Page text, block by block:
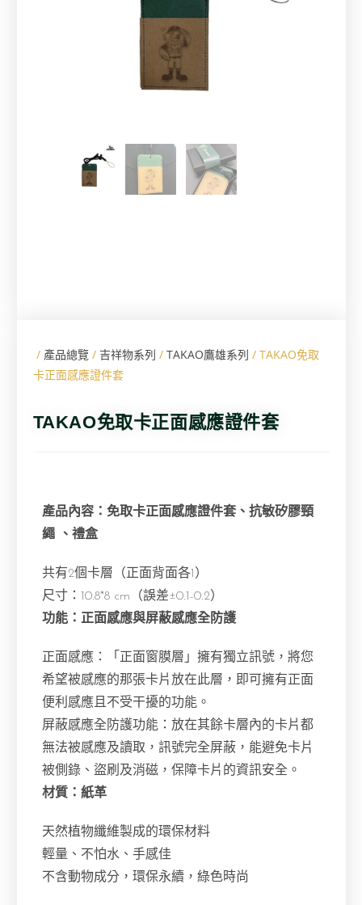
/ 產品總覽/ 吉祥物系列 / TAKAO鷹雄系列 / TAKAO免取
卡正面感應證件套
TAKAO免取卡正面感應證件套
產品內容：免取卡正面感應證件套、抗敏矽膠頸
繩 、禮盒
共有2個卡層（正面背面各1）
尺寸：10.8*8 cm（誤差±0.1-0.2）
功能：正面感應與屏蔽感應全防護
正面感應：「正面窗膜層」擁有獨立訊號，將您
希望被感應的那張卡片放在此層，即可擁有正面
便利感應且不受干擾的功能。
屏蔽感應全防護功能：放在其餘卡層內的卡片都
無法被感應及讀取，訊號完全屏蔽，能避免卡片
被側錄、盜刷及消磁，保障卡片的資訊安全。
材質：紙革
天然植物纖維製成的環保材料
輕量、不怕水、手感佳
不含動物成分，環保永續，綠色時尚